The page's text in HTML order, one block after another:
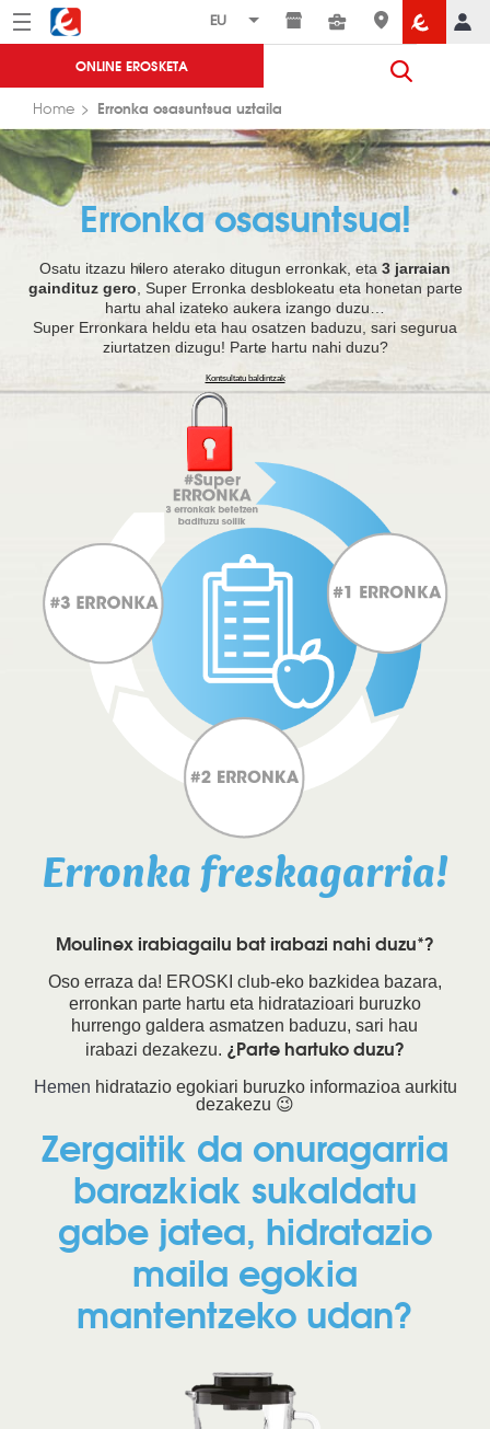
Menú Eroski
ONLINE EROSKETA
Home Erronka osasuntsua uztaila
Erronka osasuntsua!
Osatu itzazu hilero aterako ditugun erronkak, eta 3 jarraian
gaindituz gero , Super Erronka desblokeatu eta honetan parte
hartu ahal izateko aukera izango duzu…
Super Erronkara heldu eta hau osatzen baduzu, sari segurua
ziurtatzen dizugu! Parte hartu nahi duzu?
Kontsultatu baldintzak
Erronka freskagarria!
Moulinex irabiagailu bat irabazi nahi duzu*?
Oso erraza da! EROSKI club-eko bazkidea bazara,
erronkan parte hartu eta hidratazioari buruzko
hurrengo galdera asmatzen baduzu, sari hau
irabazi dezakezu. ¿Parte hartuko duzu?
Hemen hidratazio egokiari buruzko informazioa aurkitu
dezakezu 😉
Zergaitik da onuragarria
barazkiak sukaldatu
gabe jatea, hidratazio
maila egokia
mantentzeko udan?